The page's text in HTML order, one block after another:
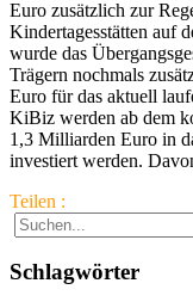
Euro zusätzlich zur
Kindertagesstätten auf
wurde das
Trägern nochmals
Euro für das aktuell
KiBiz werden ab dem
1,3 Milliarden Euro in
investiert werden.
Teilen :
Schlagwörter